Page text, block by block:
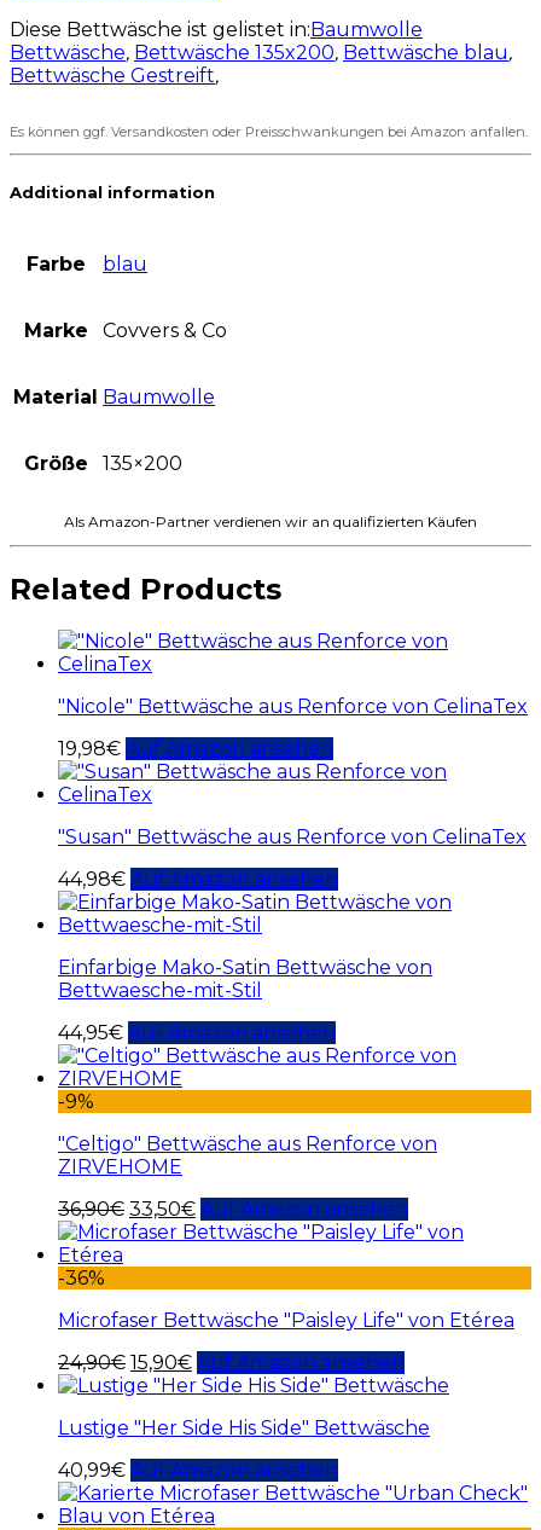
Diese Bettwäsche ist gelistet in:Baumwolle
Bettwäsche, Bettwäsche 135x200, Bettwäsche blau,
Bettwäsche Gestreift,
Es können ggf. Versandkosten oder Preisschwankungen bei Amazon anfallen.
Additional information
Farbe blau
Marke Covvers & Co
Material Baumwolle
Größe 135×200
Als Amazon-Partner verdienen wir an qualifizierten Käufen
Related Products
"Nicole" Bettwäsche aus Renforce von CelinaTex
19,98€ Auf Amazon ansehen
"Susan" Bettwäsche aus Renforce von CelinaTex
44,98€ Auf Amazon ansehen
Einfarbige Mako-Satin Bettwäsche von
Bettwaesche-mit-Stil
44,95€ Auf Amazon ansehen
-9%
"Celtigo" Bettwäsche aus Renforce von
ZIRVEHOME
36,90€ 33,50€ Auf Amazon ansehen
-36%
Microfaser Bettwäsche "Paisley Life" von Etérea
24,90€ 15,90€ Auf Amazon ansehen
Lustige "Her Side His Side" Bettwäsche
40,99€ Auf Amazon ansehen